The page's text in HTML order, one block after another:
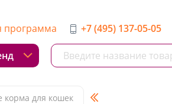
программа +7 (495) 137-05-05
корма для кошек